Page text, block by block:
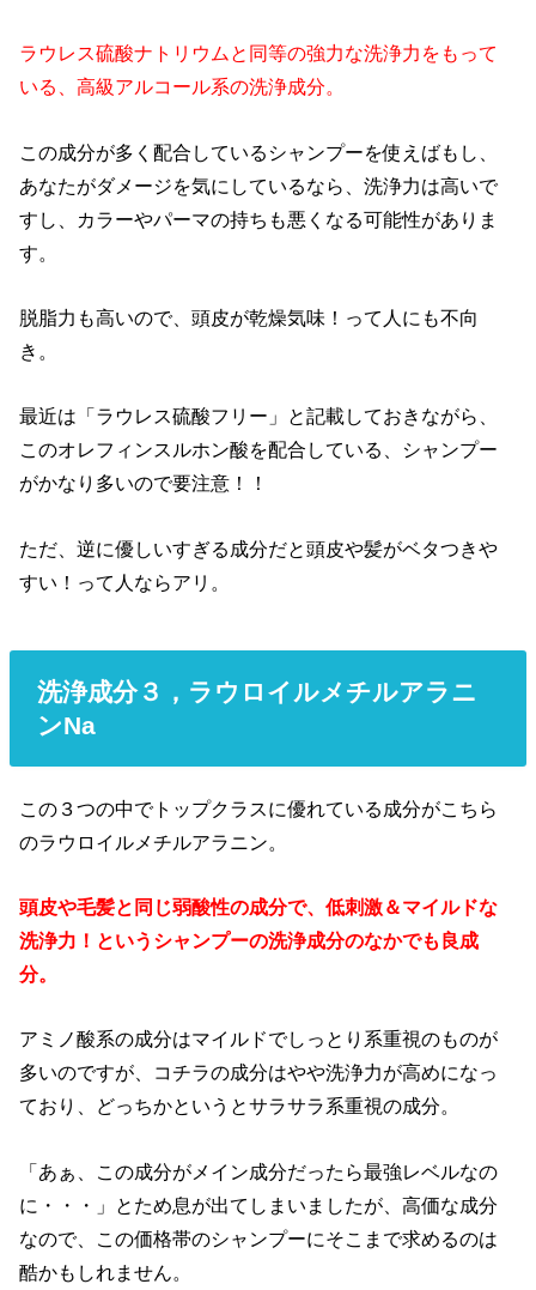
ラウレス硫酸ナトリウムと同等の強力な洗浄力をもって
いる、高級アルコール系の洗浄成分。
この成分が多く配合しているシャンプーを使えばもし、
あなたがダメージを気にしているなら、洗浄力は高いで
すし、カラーやパーマの持ちも悪くなる可能性がありま
す。
脱脂力も高いので、頭皮が乾燥気味！って人にも不向
き。
最近は「ラウレス硫酸フリー」と記載しておきながら、
このオレフィンスルホン酸を配合している、シャンプー
がかなり多いので要注意！！
ただ、逆に優しいすぎる成分だと頭皮や髪がベタつきや
すい！って人ならアリ。
洗浄成分３， ラウロイルメチルアラニ
ンNa
この３つの中でトップクラスに優れている成分がこちら
のラウロイルメチルアラニン。
頭皮や毛髪と同じ弱酸性の成分で、低刺激＆マイルドな
洗浄力！というシャンプーの洗浄成分のなかでも良成
分。
アミノ酸系の成分はマイルドでしっとり系重視のものが
多いのですが、コチラの成分はやや洗浄力が高めになっ
ており、どっちかというとサラサラ系重視の成分。
「あぁ、この成分がメイン成分だったら最強レベルなの
に・・・」とため息が出てしまいましたが、高価な成分
なので、この価格帯のシャンプーにそこまで求めるのは
酷かもしれません。